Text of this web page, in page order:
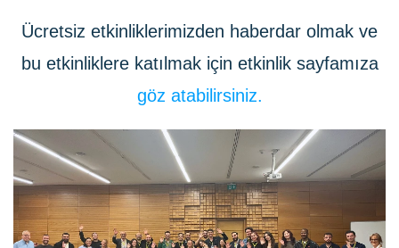
Ücretsiz etkinliklerimizden haberdar olmak ve
bu etkinliklere katılmak için etkinlik sayfamıza
göz atabilirsiniz.